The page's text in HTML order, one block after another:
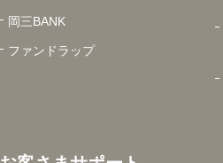
岡三BANK
ファンドラップ